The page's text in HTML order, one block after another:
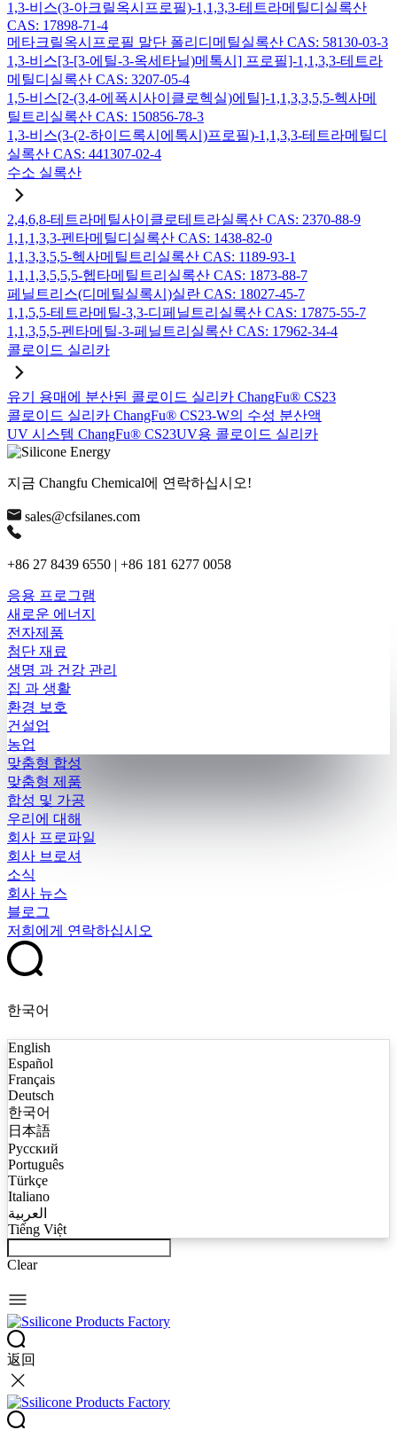
1,3-비스(3-아크릴옥시프로필)-1,1,3,3-테트라메틸디실록산
CAS: 17898-71-4
메타크릴옥시프로필 말단 폴리디메틸실록산 CAS: 58130-03-3
1,3-비스[3-[3-에틸-3-옥세타닐)메톡시] 프로필]-1,1,3,3-테트라
메틸디실록산 CAS: 3207-05-4
1,5-비스[2-(3,4-에폭시사이클로헥실)에틸]-1,1,3,3,5,5-헥사메
틸트리실록산 CAS: 150856-78-3
1,3-비스(3-(2-하이드록시에톡시)프로필)-1,1,3,3-테트라메틸디
실록산 CAS: 441307-02-4
수소 실록산
2,4,6,8-테트라메틸사이클로테트라실록산 CAS: 2370-88-9
1,1,1,3,3-펜타메틸디실록산 CAS: 1438-82-0
1,1,3,3,5,5-헥사메틸트리실록산 CAS: 1189-93-1
1,1,1,3,5,5,5-헵타메틸트리실록산 CAS: 1873-88-7
페닐트리스(디메틸실록시)실란 CAS: 18027-45-7
1,1,5,5-테트라메틸-3,3-디페닐트리실록산 CAS: 17875-55-7
1,1,3,5,5-펜타메틸-3-페닐트리실록산 CAS: 17962-34-4
콜로이드 실리카
유기 용매에 분산된 콜로이드 실리카 ChangFu® CS23
콜로이드 실리카 ChangFu® CS23-W의 수성 분산액
UV 시스템 ChangFu® CS23UV용 콜로이드 실리카
지금 Changfu Chemical에 연락하십시오!
sales@cfsilanes.com
+86 27 8439 6550 | +86 181 6277 0058
응용 프로그램
새로운 에너지
전자제품
첨단 재료
생명 과 건강 관리
집 과 생활
환경 보호
건설업
농업
맞춤형 합성
맞춤형 제품
합성 및 가공
우리에 대해
회사 프로파일
회사 브로셔
소식
회사 뉴스
블로그
저희에게 연락하십시오
한국어
English
Español
Français
Deutsch
한국어
日本語
Русский
Português
Türkçe
Italiano
العربية
Tiếng Việt
Clear
返回